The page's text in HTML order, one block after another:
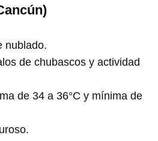
nublado.
de chubascos y actividad
de 34 a 36°C y mínima de